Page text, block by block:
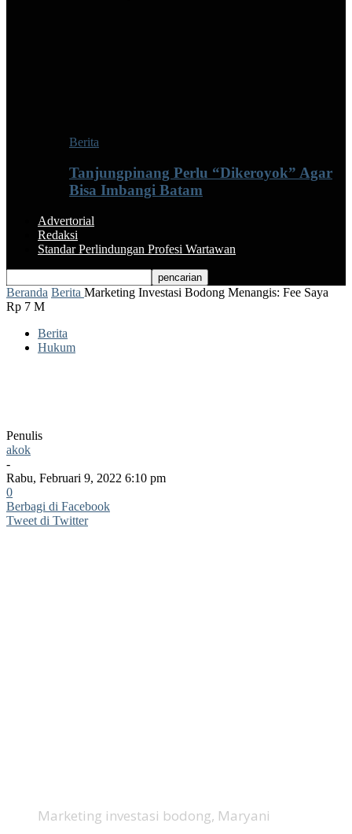
Berita
Tanjungpinang Perlu “Dikeroyok” Agar
Bisa Imbangi Batam
Advertorial
Redaksi
Standar Perlindungan Profesi Wartawan
Beranda Berita Marketing Investasi Bodong Menangis: Fee Saya
Rp 7 M
Berita
Hukum
Penulis
akok
-
Rabu, Februari 9, 2022 6:10 pm
0
Berbagi di Facebook
Tweet di Twitter
Marketing investasi bodong, Maryani